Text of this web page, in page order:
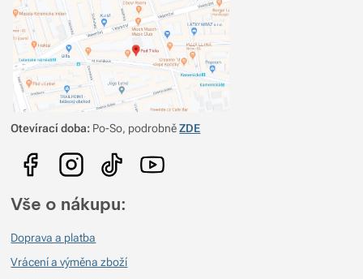
spokojenost, jen by bylo dobré si mít možnost vybrat barvu
výhoda, že když se zmenšuje objem vody tak lze lahev vytvarovat do
placky.
Lehká láhev s minimálním objemem navíc
Ověřený zákazník
Super napouštění tam kde je kohoutek nízko, a prakticky rozměr při
Ověřený zákazník
Ověřený zákazník
Otevírací doba: Po-So, podrobněZDE
Vše o nákupu:
Doprava a platba
Vrácení a výměna zboží